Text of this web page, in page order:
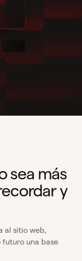
sea más
y
al sitio web,
una base